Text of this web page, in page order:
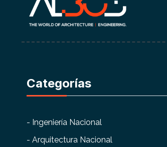
Categorías
- Ingeniería Nacional
- Arquitectura Nacional